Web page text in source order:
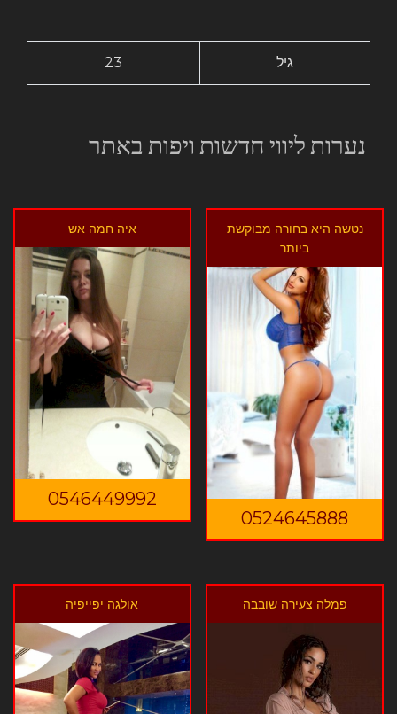
23 גיל
נערות ליווי חדשות ויפות באתר
נטשה היא בחורה מבוקשת
ביותר
0524645888
איה חמה אש
0546449992
פמלה צעירה שובבה אולגה יפייפיה